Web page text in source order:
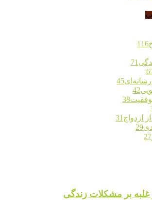
116
71
45
42
38
ازدواج 31
29
27
غلبه بر مشکلات زندگی